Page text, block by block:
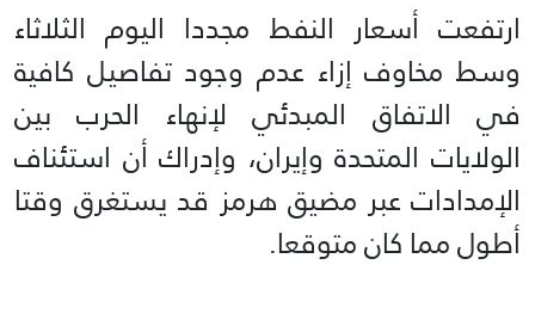
ارتفعت أسعار النفط مجددا اليوم الثلاثاء
وسط مخاوف إزاء عدم وجود تفاصيل كافية
في الاتفاق المبدئي لإنهاء الحرب بين
الولايات المتحدة وإيران، وإدراك أن استئناف
الإمدادات ‌عبر مضيق هرمز قد يستغرق وقتا
أطول مما كان متوقعا.